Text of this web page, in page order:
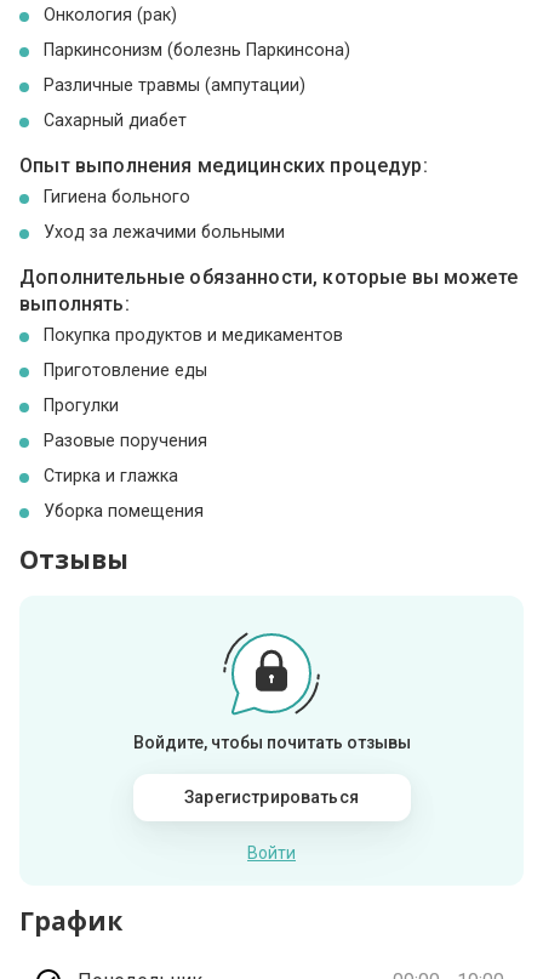
Онкология (рак)
Паркинсонизм (болезнь Паркинсона)
Различные травмы (ампутации)
Сахарный диабет
Опыт выполнения медицинских процедур:
Гигиена больного
Уход за лежачими больными
Дополнительные обязанности, которые вы можете
выполнять:
Покупка продуктов и медикаментов
Приготовление еды
Прогулки
Разовые поручения
Стирка и глажка
Уборка помещения
Отзывы
Войдите, чтобы почитать отзывы
Зарегистрироваться
Войти
График